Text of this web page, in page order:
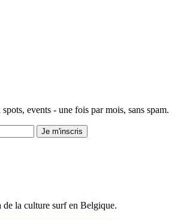
events - une fois par mois, sans spam.
Je m'inscris
la culture surf en Belgique.